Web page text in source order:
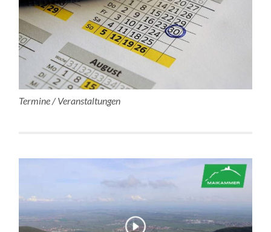
Termine / Veranstaltungen